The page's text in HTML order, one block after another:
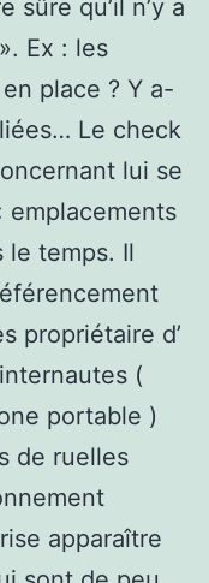
sûre qu’il n’y a
Ex : les
place ? Y a-
Le check
lui se
emplacements
le temps. Il
propriétaire d’
(
portable )
de ruelles
apparaître